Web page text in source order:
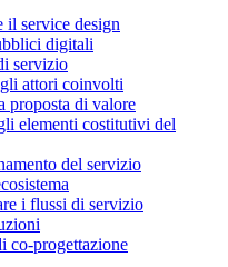
il service design
digitali
servizio
attori coinvolti
proposta di valore
elementi costitutivi del
del servizio
i flussi di servizio
co-progettazione